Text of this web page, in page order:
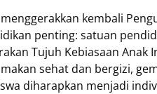
kembali
penting: satuan
Tujuh Kebiasaan
sehat dan bergizi,
diharapkan menjadi